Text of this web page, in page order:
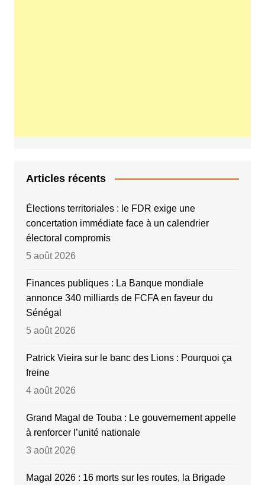
Articles récents
Élections territoriales : le FDR exige une
concertation immédiate face à un calendrier
électoral compromis
5 août 2026
Finances publiques : La Banque mondiale
annonce 340 milliards de FCFA en faveur du
Sénégal
5 août 2026
Patrick Vieira sur le banc des Lions : Pourquoi ça
freine
4 août 2026
Grand Magal de Touba : Le gouvernement appelle
à renforcer l’unité nationale
3 août 2026
Magal 2026 : 16 morts sur les routes, la Brigade